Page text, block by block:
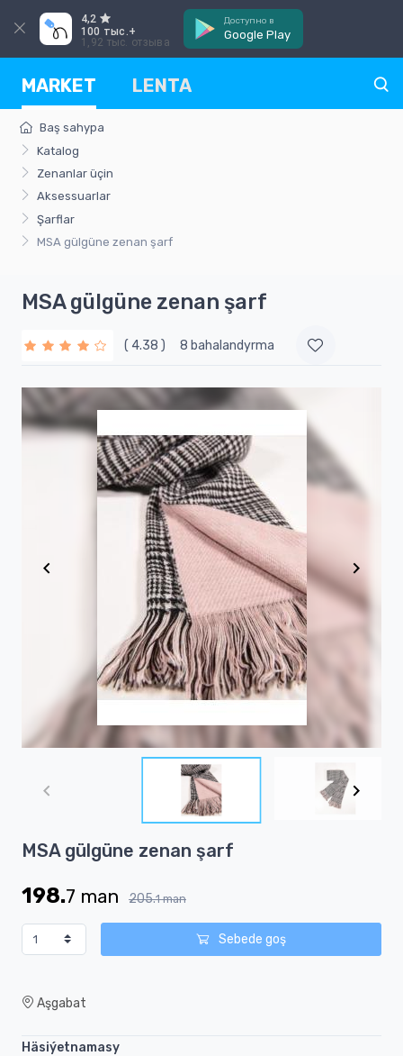
4,2
100 тыс.+
1,92 тыс. отзыва
Доступно в
Google Play
MARKET LENTA
Baş sahypa
Katalog
Zenanlar üçin
Aksessuarlar
Şarflar
MSA gülgüne zenan şarf
MSA gülgüne zenan şarf
( 4.38 ) 8 bahalandyrma
1
2
MSA gülgüne zenan şarf
198.7 man 205.1 man
Sebede goş
Aşgabat
Häsiýetnamasy